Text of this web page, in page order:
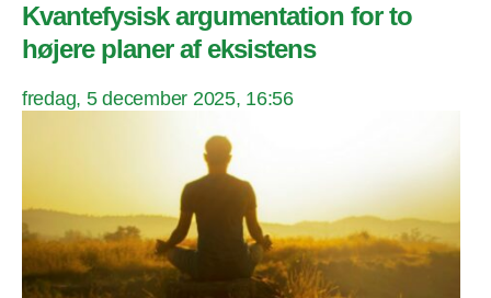
Kvantefysisk argumentation for to
højere planer af eksistens
fredag, 5 december 2025, 16:56